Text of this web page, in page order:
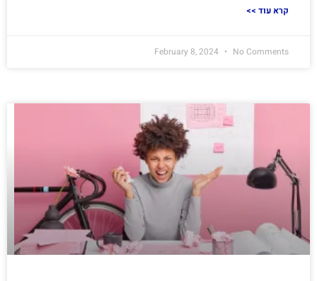
<< קרא עוד
February 8, 2024 No Comments